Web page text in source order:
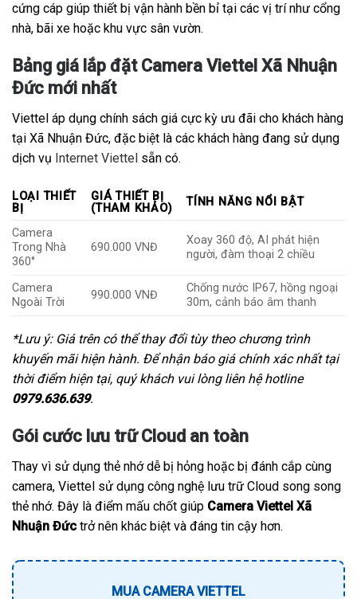
cứng cáp giúp thiết bị vận hành bền bỉ tại các vị trí như cổng
nhà, bãi xe hoặc khu vực sân vườn.
Bảng giá lắp đặt Camera Viettel Xã Nhuận
Đức mới nhất
Viettel áp dụng chính sách giá cực kỳ ưu đãi cho khách hàng
tại Xã Nhuận Đức, đặc biệt là các khách hàng đang sử dụng
dịch vụ Internet Viettel sẵn có.
LOẠI THIẾT
BỊ
GIÁ THIẾT BỊ
(THAM KHẢO)
TÍNH NĂNG NỔI BẬT
Camera
Trong Nhà
360°
690.000 VNĐ
Xoay 360 độ, AI phát hiện
người, đàm thoại 2 chiều
Camera
Ngoài Trời
990.000 VNĐ
Chống nước IP67, hồng ngoại
30m, cảnh báo âm thanh
*Lưu ý: Giá trên có thể thay đổi tùy theo chương trình
khuyến mãi hiện hành. Để nhận báo giá chính xác nhất tại
thời điểm hiện tại, quý khách vui lòng liên hệ hotline
0979.636.639.
Gói cước lưu trữ Cloud an toàn
Thay vì sử dụng thẻ nhớ dễ bị hỏng hoặc bị đánh cắp cùng
camera, Viettel sử dụng công nghệ lưu trữ Cloud song song
thẻ nhớ. Đây là điểm mấu chốt giúp Camera Viettel Xã
Nhuận Đức trở nên khác biệt và đáng tin cậy hơn.
MUA CAMERA VIETTEL